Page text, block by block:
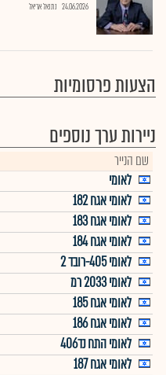
24.06.2026 נתנאל אריאל
הצעות פרסומיות
ניירות ערך נוספים
שם הנייר
לאומי
לאומי אגח 182
לאומי אגח 183
לאומי אגח 184
לאומי 405-רובד 2
לאומי 2033 רמ
לאומי אגח 185
לאומי אגח 186
לאומי התח נד406
לאומי אגח 187